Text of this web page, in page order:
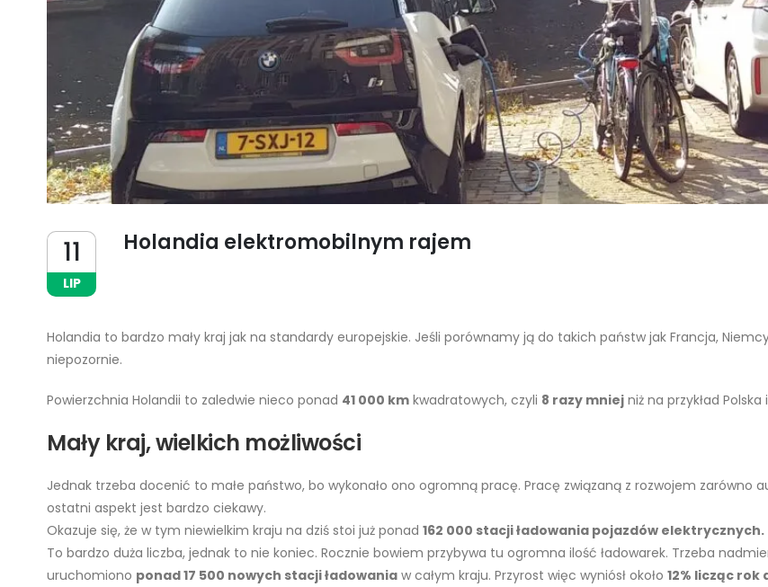
11
LIP
Holandia elektromobilnym rajem
Holandia to bardzo mały kraj jak na standardy europejskie. Jeśli porównamy ją do takich państw jak Francja,
niepozornie.
Powierzchnia Holandii to zaledwie nieco ponad 41 000 km kwadratowych, czyli 8 razy mniej niż na przykład Polska
Mały kraj, wielkich możliwości
Jednak trzeba docenić to małe państwo, bo wykonało ono ogromną pracę. Pracę związaną z rozwojem zarówno
ostatni aspekt jest bardzo ciekawy.
Okazuje się, że w tym niewielkim kraju na dziś stoi już ponad 162 000 stacji ładowania pojazdów elektrycznych.
To bardzo duża liczba, jednak to nie koniec. Rocznie bowiem przybywa tu ogromna ilość ładowarek. Trzeba
uruchomiono ponad 17 500 nowych stacji ładowania w całym kraju. Przyrost więc wyniósł około 12% licząc rok